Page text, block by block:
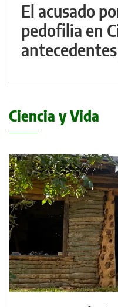
El acusado
pedofilia en
Ciencia y Vida